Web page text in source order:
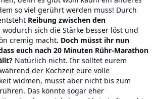
so viel gerührt werden muss! Durch
Reibung zwischen den
wodurch sich die Stärke besser löst und
cremig macht. Doch müsst ihr nun
euch nach 20 Minuten Rühr-Marathon
Natürlich nicht. Ihr solltet eurem
der Kochzeit eure volle
widmen, müsst aber nicht bis zum
Das könnte sogar eher